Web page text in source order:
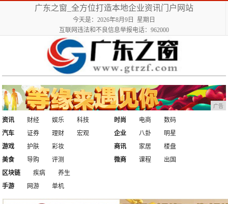
广东之窗_全方位打造本地企业资讯门户网站
今天是：2026年8月9日 星期日
互联网违法和不良信息举报电话：962000
广告
资讯 财经 娱乐
科技
汽车
证券 理财 宏观
时尚 电商
数码
企业
八卦
明星
游戏
护肤
彩妆
美食
导购 评测
商讯 家居
楼盘
微商
课程
出国
区块链
疾病
养生
手游
网游 单机